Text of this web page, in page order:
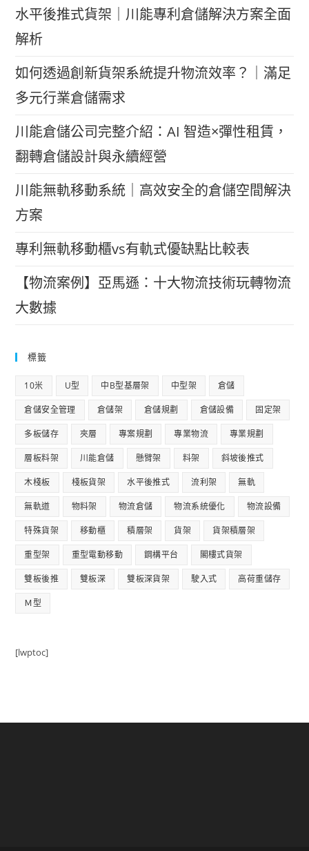
水平後推式貨架｜川能專利倉儲解決方案全面
解析
如何透過創新貨架系統提升物流效率？｜滿足
多元行業倉儲需求
川能倉儲公司完整介紹：AI 智造×彈性租賃，
翻轉倉儲設計與永續經營
川能無軌移動系統｜高效安全的倉儲空間解決
方案
專利無軌移動櫃vs有軌式優缺點比較表
【物流案例】亞馬遜：十大物流技術玩轉物流
大數據
標籤
10米 U型 中B型基層架 中型架 倉儲
倉儲安全管理 倉儲架 倉儲規劃 倉儲設備 固定架
多板儲存 夾層 專案規劃 專業物流 專業規劃
層板料架 川能倉儲 懸臂架 料架 斜坡後推式
木棧板 棧板貨架 水平後推式 流利架 無軌
無軌道 物料架 物流倉儲 物流系統優化 物流設備
特殊貨架 移動櫃 積層架 貨架 貨架積層架
重型架 重型電動移動 鋼構平台 閣樓式貨架
雙板後推 雙板深 雙板深貨架 駛入式 高荷重儲存
Ｍ型
[lwptoc]